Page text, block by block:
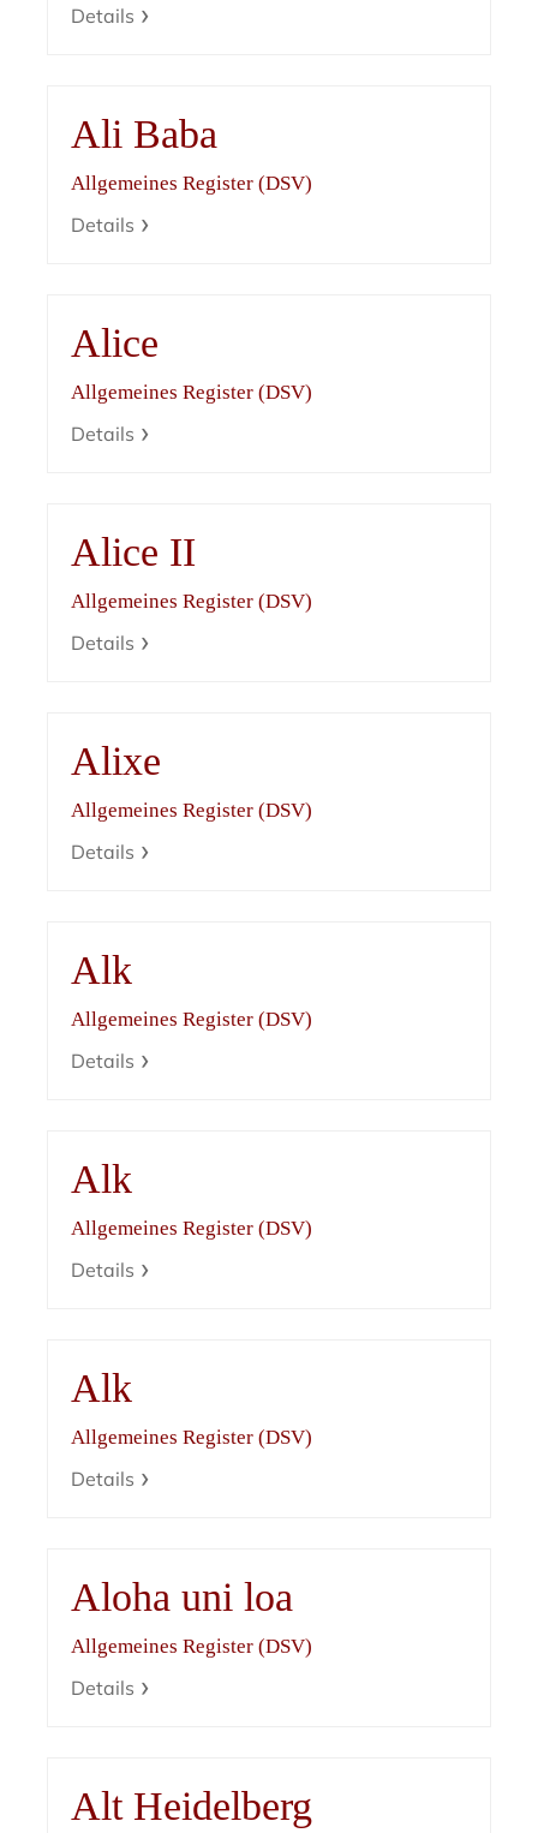
Details
Ali Baba
Allgemeines Register (DSV)
Details
Alice
Allgemeines Register (DSV)
Details
Alice II
Allgemeines Register (DSV)
Details
Alixe
Allgemeines Register (DSV)
Details
Alk
Allgemeines Register (DSV)
Details
Alk
Allgemeines Register (DSV)
Details
Alk
Allgemeines Register (DSV)
Details
Aloha uni loa
Allgemeines Register (DSV)
Details
Alt Heidelberg